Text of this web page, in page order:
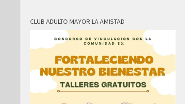
CLUB ADULTO MAYOR LA AMISTAD